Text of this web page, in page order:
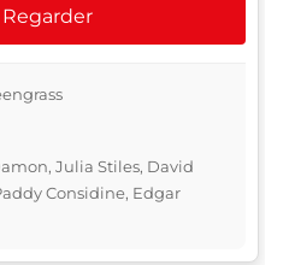
Regarder
Julia Stiles, David
Considine, Edgar